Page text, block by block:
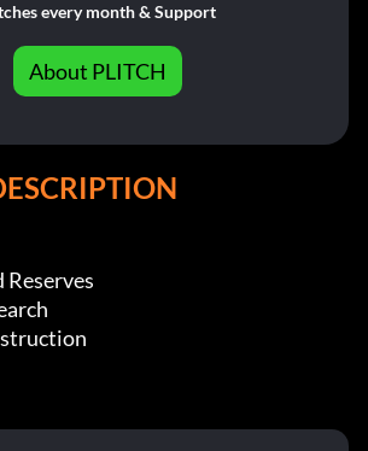
every month & Support
About PLITCH
Reserves